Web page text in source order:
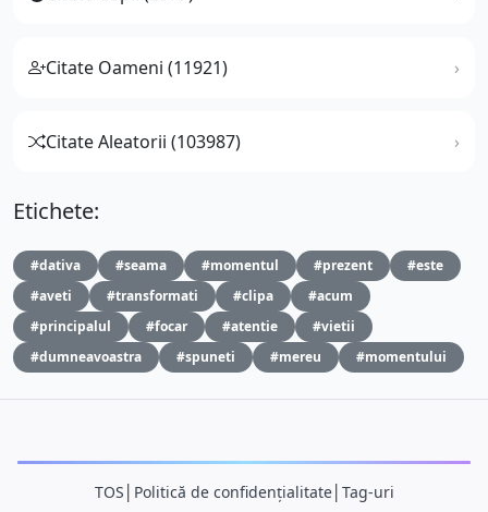
Citate Oameni (11921)
Citate Aleatorii (103987)
Etichete:
#dativa #seama #momentul #prezent
#este
#aveti
#transformati #clipa
#acum
#principalul
#focar #atentie
#vietii
#dumneavoastra
#spuneti #mereu #momentului
TOS Politică de confidențialitate│ Tag-uri